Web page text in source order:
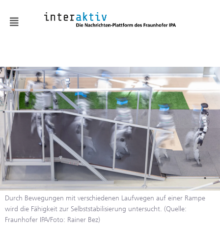
Automatisierung &
Robotik
Batterie & Wasserstoff
Digitalisierung
Embodied AI
Fabrik- und
Prozessgestaltung
Durch Bewegungen mit verschiedenen Laufwegen auf einer Rampe
wird die Fähigkeit zur Selbststabilisierung untersucht. (Quelle:
Fraunhofer IPA/Foto: Rainer Bez)